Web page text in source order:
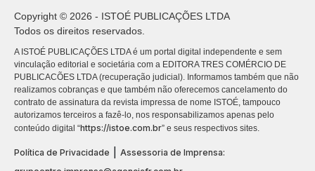
Copyright © 2026 - ISTOÉ PUBLICAÇÕES LTDA
Todos os direitos reservados.
A ISTOÉ PUBLICAÇÕES LTDA é um portal digital independente e sem
vinculação editorial e societária com a EDITORA TRES COMÉRCIO DE
PUBLICACÕES LTDA (recuperação judicial). Informamos também que não
realizamos cobranças e que também não oferecemos cancelamento do
contrato de assinatura da revista impressa de nome ISTOÉ, tampouco
autorizamos terceiros a fazê-lo, nos responsabilizamos apenas pelo
conteúdo digital “https://istoe.com.br” e seus respectivos sites.
Política de Privacidade
Assessoria de Imprensa: